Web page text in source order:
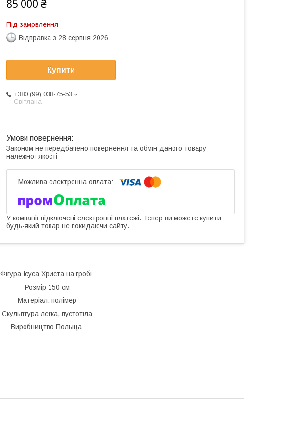
85 000 ₴
Під замовлення
Відправка з 28 серпня 2026
Купити
+380 (99) 038-75-53
Світлана
Законом не передбачено повернення та обмін даного товару
належної якості
У компанії підключені електронні платежі. Тепер ви можете купити
будь-який товар не покидаючи сайту.
Фігура Ісуса Христа на гробі
Розмір 150 см
Матеріал: полімер
Скульптура легка, пустотіла
Виробництво Польща